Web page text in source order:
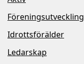
Föreningsutveckling
Idrottsförälder
Ledarskap